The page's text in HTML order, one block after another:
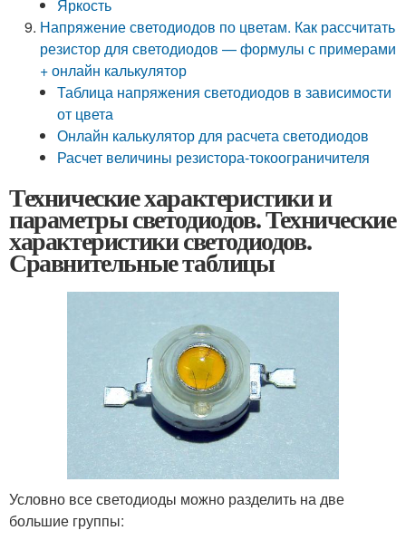
Яркость
Напряжение светодиодов по цветам. Как рассчитать
резистор для светодиодов — формулы с примерами
+ онлайн калькулятор
Таблица напряжения светодиодов в зависимости
от цвета
Онлайн калькулятор для расчета светодиодов
Расчет величины резистора-токоограничителя
Технические характеристики и
параметры светодиодов. Технические
характеристики светодиодов.
Сравнительные таблицы
Условно все светодиоды можно разделить на две
большие группы: